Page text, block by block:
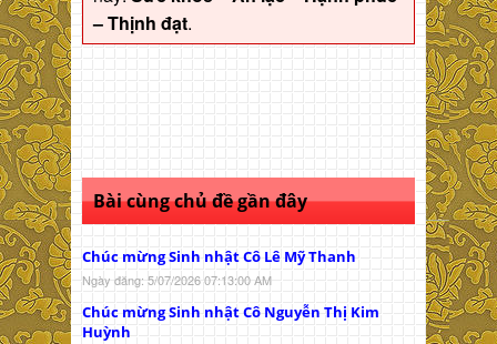
– Thịnh đạt.
Bài cùng chủ đề gần đây
Chúc mừng Sinh nhật Cô Lê Mỹ Thanh
Ngày đăng: 5/07/2026 07:13:00 AM
Chúc mừng Sinh nhật Cô Nguyễn Thị Kim
Huỳnh